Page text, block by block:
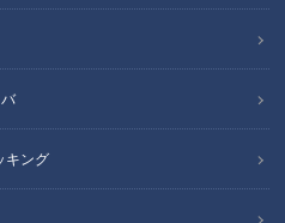
キング